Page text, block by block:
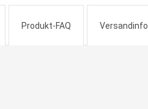
Produkt-FAQ Versandinfo